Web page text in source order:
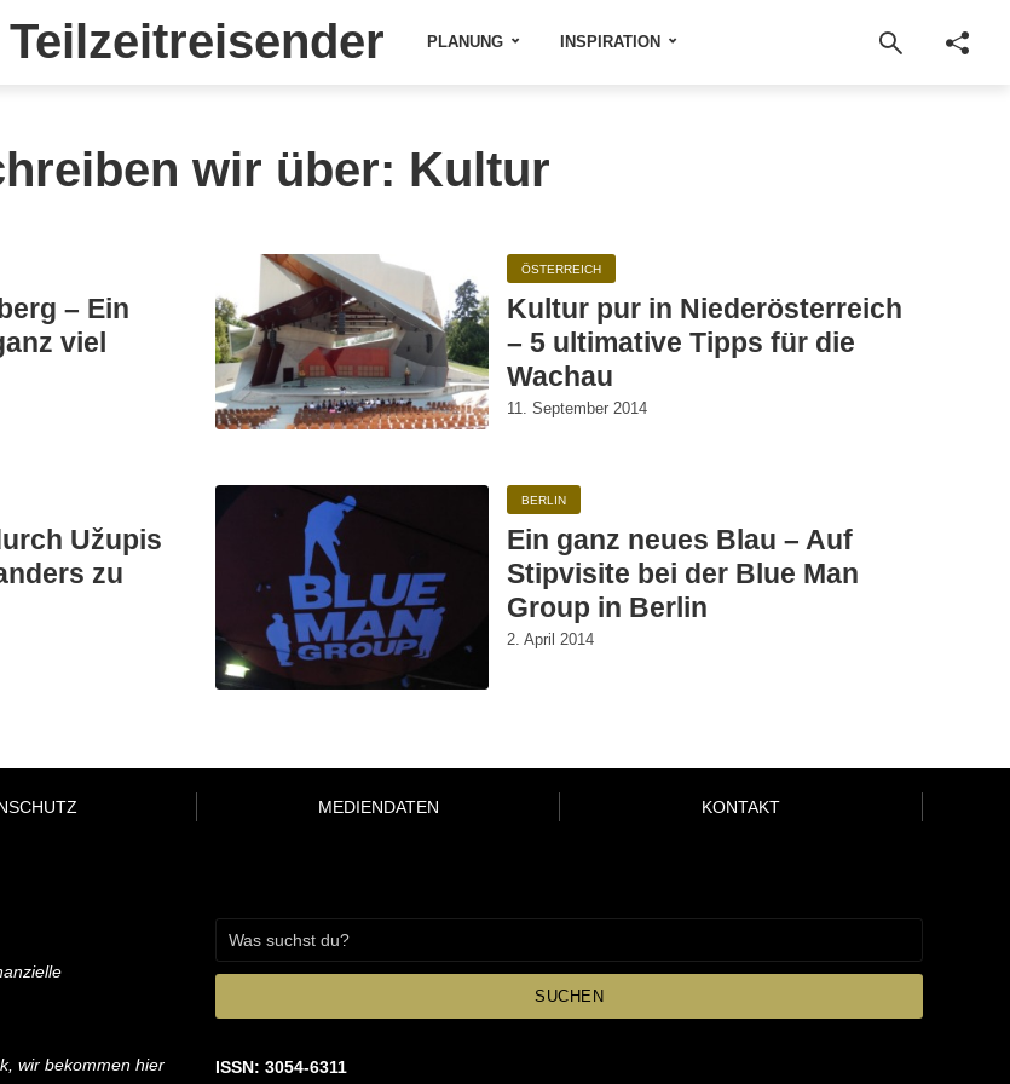
Teilzeitreisender PLANUNG INSPIRATION
wir über: Kultur
– Ein
viel
ÖSTERREICH
Kultur pur in Niederösterreich
– 5 ultimative Tipps für die
Wachau
11. September 2014
Užupis
zu
BERLIN
Ein ganz neues Blau – Auf
Stipvisite bei der Blue Man
Group in Berlin
2. April 2014
MEDIENDATEN KONTAKT
wir bekommen hier
SUCHEN
ISSN: 3054-6311